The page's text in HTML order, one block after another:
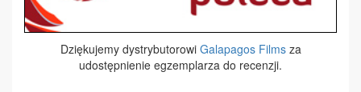
Dziękujemy dystrybutorowi Galapagos Filmsza
udostępnienie egzemplarza do recenzji.